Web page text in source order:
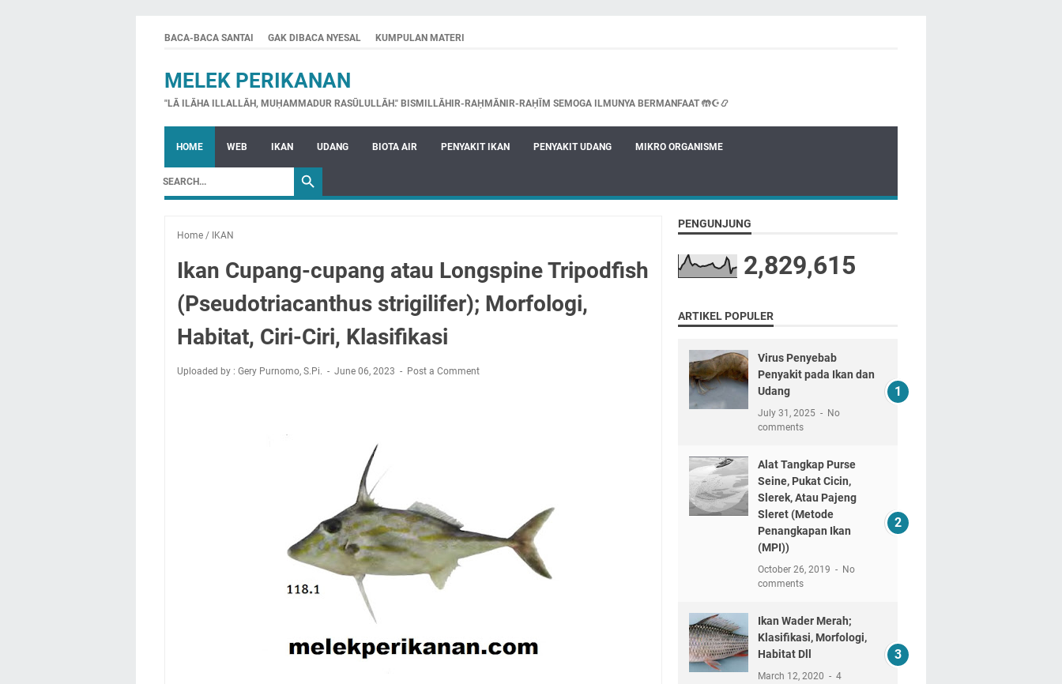
BACA-BACA SANTAI GAK DIBACA NYESAL KUMPULAN MATERI
MELEK PERIKANAN
"LĀ ILĀHA ILLALLĀH, MUḤAMMADUR RASŪLULLĀH." BISMILLĀHIR-RAḤMĀNIR-RAḤĪM SEMOGA ILMUNYA BERMANFAAT 🤲☪📿
HOME WEB IKAN UDANG BIOTA AIR PENYAKIT IKAN PENYAKIT UDANG MIKRO ORGANISME
Home / IKAN
Ikan Cupang-cupang atau Longspine Tripodfish
(Pseudotriacanthus strigilifer); Morfologi,
Habitat, Ciri-Ciri, Klasifikasi
Uploaded by : Gery Purnomo, S.Pi. June 06, 2023 Post a Comment
PENGUNJUNG
2,829,615
ARTIKEL POPULER
Virus Penyebab
Penyakit pada Ikan dan
Udang
July 31, 2025
No
comments
Alat Tangkap Purse
Seine, Pukat Cicin,
Slerek, Atau Pajeng
Sleret (Metode
Penangkapan Ikan
(MPI))
October 26, 2019
No
comments
Ikan Wader Merah;
Klasifikasi, Morfologi,
Habitat Dll
March 12, 2020
4